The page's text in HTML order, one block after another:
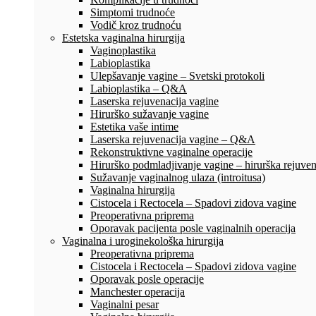
Simptomi trudnoće
Vodič kroz trudnoću
Estetska vaginalna hirurgija
Vaginoplastika
Labioplastika
Ulepšavanje vagine – Svetski protokoli
Labioplastika – Q&A
Laserska rejuvenacija vagine
Hirurško sužavanje vagine
Estetika vaše intime
Laserska rejuvenacija vagine – Q&A
Rekonstruktivne vaginalne operacije
Hirurško podmladjivanje vagine – hirurška
Sužavanje vaginalnog ulaza (introitusa)
Vaginalna hirurgija
Cistocela i Rectocela – Spadovi zidova vagine
Preoperativna priprema
Oporavak pacijenta posle vaginalnih operacija
Vaginalna i uroginekološka hirurgija
Preoperativna priprema
Cistocela i Rectocela – Spadovi zidova vagine
Oporavak posle operacije
Manchester operacija
Vaginalni pesar